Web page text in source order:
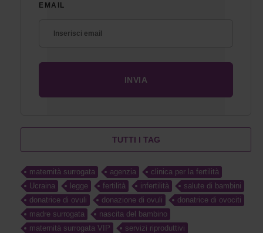
EMAIL
TUTTI I TAG
maternità surrogata agenzia
clinica per la fertilità
Ucraina
legge fertilità infertilità
salute di bambini
donatrice di ovuli
donazione di ovuli
donatrice di ovociti
madre surrogata
nascita del bambino
maternità surrogata VIP
servizi riproduttivi